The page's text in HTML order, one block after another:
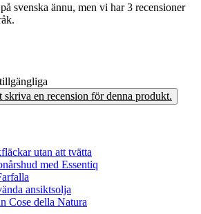
svenska ännu, men vi har 3 recensioner
skriva en recension för denna produkt.
utan att tvätta
med Essentiq
ansiktsolja
Cose della Natura